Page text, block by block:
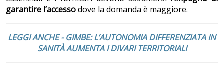
garantire l’accessodove la domanda è maggiore.
LEGGI ANCHE - GIMBE: L’AUTONOMIA DIFFERENZIATA IN
SANITÀ AUMENTA I DIVARI TERRITORIALI